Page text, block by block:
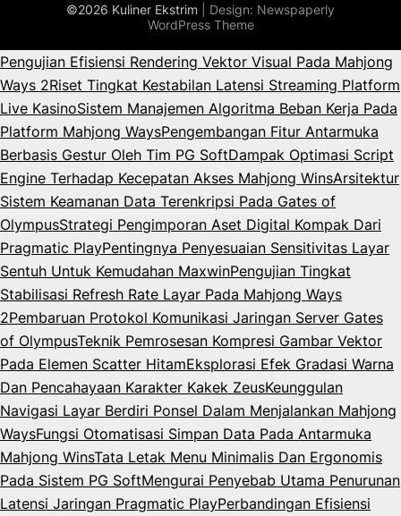
©2026 Kuliner Ekstrim | Design: Newspaperly
WordPress Theme
Pengujian Efisiensi Rendering Vektor Visual Pada Mahjong
Ways 2Riset Tingkat Kestabilan Latensi Streaming Platform
Live KasinoSistem Manajemen Algoritma Beban Kerja Pada
Platform Mahjong WaysPengembangan Fitur Antarmuka
Berbasis Gestur Oleh Tim PG SoftDampak Optimasi Script
Engine Terhadap Kecepatan Akses Mahjong WinsArsitektur
Sistem Keamanan Data Terenkripsi Pada Gates of
OlympusStrategi Pengimporan Aset Digital Kompak Dari
Pragmatic PlayPentingnya Penyesuaian Sensitivitas Layar
Sentuh Untuk Kemudahan MaxwinPengujian Tingkat
Stabilisasi Refresh Rate Layar Pada Mahjong Ways
2Pembaruan Protokol Komunikasi Jaringan Server Gates
of OlympusTeknik Pemrosesan Kompresi Gambar Vektor
Pada Elemen Scatter HitamEksplorasi Efek Gradasi Warna
Dan Pencahayaan Karakter Kakek ZeusKeunggulan
Navigasi Layar Berdiri Ponsel Dalam Menjalankan Mahjong
WaysFungsi Otomatisasi Simpan Data Pada Antarmuka
Mahjong WinsTata Letak Menu Minimalis Dan Ergonomis
Pada Sistem PG SoftMengurai Penyebab Utama Penurunan
Latensi Jaringan Pragmatic PlayPerbandingan Efisiensi